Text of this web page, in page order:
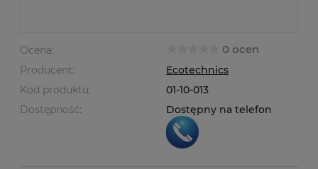
Ocena: 0 ocen
Producent:
Ecotechnics
Kod produktu:
01-10-013
Dostępność:
Dostępny na telefon